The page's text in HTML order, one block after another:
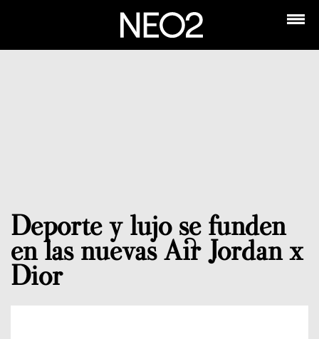
Deporte y lujo se funden
en las nuevas Air Jordan x
Dior